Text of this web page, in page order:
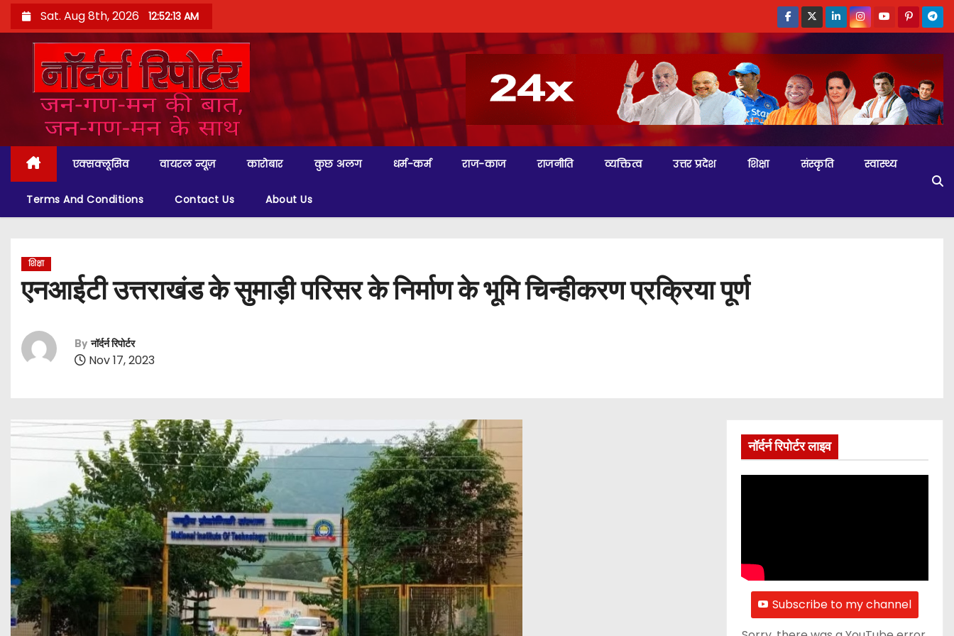
k
o
Sat. Aug 8th, 2026 12:52:14 AM
एक्सक्लूसिव वायरल न्यूज़ कारोबार कुछ अलग धर्म-कर्म राज-काज राजनीति व्यक्तित्व उत्तर प्रदेश शिक्षा संस्कृति स्वास्थ्य
Terms And Conditions Contact Us About Us
शिक्षा
एनआईटी उत्तराखंड के सुमाड़ी परिसर के निर्माण के भूमि चिन्हीकरण प्रक्रिया पूर्ण
By नॉर्दर्न रिपोर्टर
Nov 17, 2023
नॉर्दर्न रिपोर्टर लाइव
Subscribe to my channel